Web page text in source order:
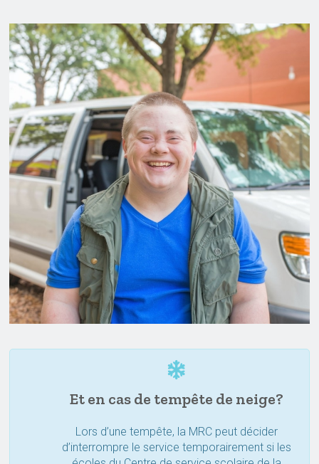
Et en cas de tempête de neige?
Lors d’une tempête, la MRC peut décider
d’interrompre le service temporairement si les